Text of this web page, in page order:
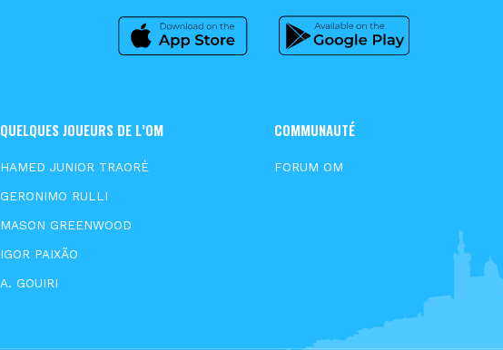
QUELQUES JOUEURS DE L’OM
HAMED JUNIOR TRAORÈ
GERONIMO RULLI
MASON GREENWOOD
IGOR PAIXÃO
A. GOUIRI
COMMUNAUTÉ
FORUM OM